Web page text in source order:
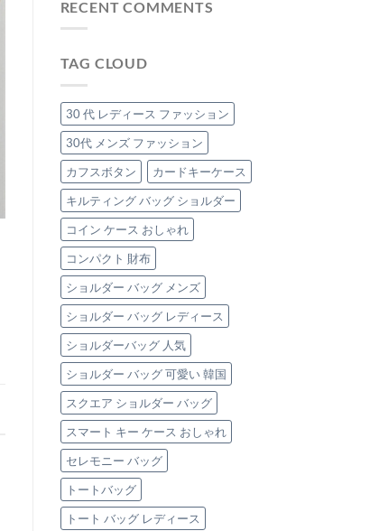
ッ
魅
品
レ
ュ
（エ
ト
ー
プ）
の
本
革
バ
ッ
グ
3
選
は
る
「本
ラ
ッ
チ
バ
ッ
グ」
は
女
毎
日
の
通
勤
を
格
上
げ
す
る、
大
人
可
愛
い
「極
上
本
革
ト
ー
ト
バ
ッ
グ」
3
選
RECENT COMMENTS
TAG CLOUD
30 代 レディース ファッション
30代 メンズ ファッション
カフスボタン
カードキーケース
キルティング バッグ ショルダー
コイン ケース おしゃれ
コンパクト 財布
ショルダー バッグ メンズ
ショルダー バッグ レディース
ショルダーバッグ 人気
ショルダー バッグ 可愛い 韓国
スクエア ショルダー バッグ
スマート キー ケース おしゃれ
セレモニー バッグ
トートバッグ
トート バッグ レディース